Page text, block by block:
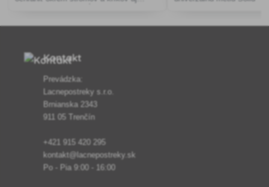
predmetov pred trávou, burinou a inými
Kontakt
Prevádzka:
Lacnepostreky s.r.o.
Brnianska 2343
911 05 Trenčín
+421 915 420 295
kontakt@lacnepostreky.sk
Po - Pia 9:00 - 16:00